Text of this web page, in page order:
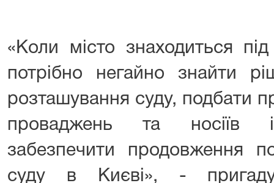
«Коли місто знаходиться
потрібно негайно знайти
розташування суду, подбати
проваджень та носіїв
забезпечити продовження
суду в Києві», -